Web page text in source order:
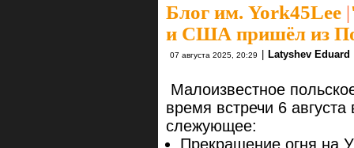
Блог им. York45Lee |
и США пришёл из
07 августа 2025, 20:29 Latyshev Eduard
Малоизвестное
время встречи 6
слежующее:
Прекращение огня на